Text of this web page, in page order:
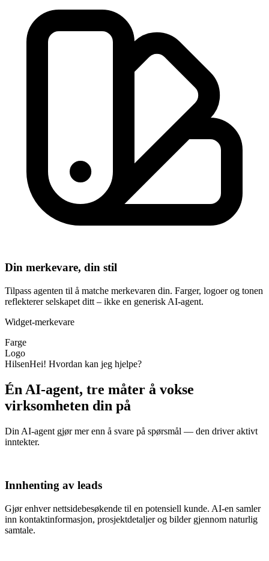
Din merkevare, din stil
Tilpass agenten til å matche merkevaren din. Farger, logoer og tonen
reflekterer selskapet ditt – ikke en generisk AI-agent.
Widget-merkevare
Farge
Logo
HilsenHei! Hvordan kan jeg hjelpe?
Én AI-agent, tre måter å vokse
virksomheten din på
Din AI-agent gjør mer enn å svare på spørsmål — den driver aktivt
inntekter.
Innhenting av leads
Gjør enhver nettsidebesøkende til en potensiell kunde. AI-en samler
inn kontaktinformasjon, prosjektdetaljer og bilder gjennom naturlig
samtale.